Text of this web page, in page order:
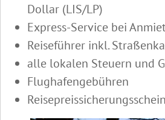
Dollar (LIS/LP)
Express-Service bei
Reiseführer inkl.
alle lokalen Steuern und
Flughafengebühren
Reisepreissicherungsschein